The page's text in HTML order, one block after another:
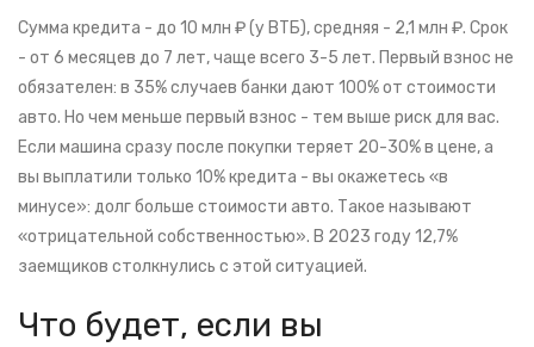
Сумма кредита - до 10 млн ₽ (у ВТБ), средняя - 2,1 млн ₽. Срок
- от 6 месяцев до 7 лет, чаще всего 3-5 лет. Первый взнос не
обязателен: в 35% случаев банки дают 100% от стоимости
авто. Но чем меньше первый взнос - тем выше риск для вас.
Если машина сразу после покупки теряет 20-30% в цене, а
вы выплатили только 10% кредита - вы окажетесь «в
минусе»: долг больше стоимости авто. Такое называют
«отрицательной собственностью». В 2023 году 12,7%
заемщиков столкнулись с этой ситуацией.
Что будет, если вы